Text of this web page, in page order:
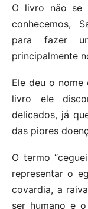
O livro não se
conhecemos,
para fazer
principalmente
Ele deu o nome
livro ele
delicados, já
das piores
O termo
representar o
covardia, a
ser humano e